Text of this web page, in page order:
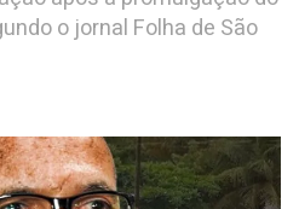
o jornal Folha de São